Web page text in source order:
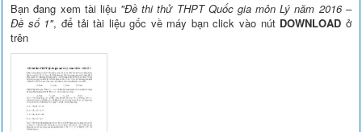
Bạn đang xem tài liệu "Đề thi thử THPT Quốc gia môn Lý năm 2016 –
Đề số 1", để tải tài liệu gốc về máy bạn click vào nút DOWNLOAD ở
trên